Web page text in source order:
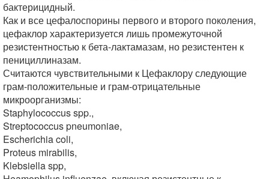
бактерицидный.
Как и все цефалоспорины первого и второго поколения,
цефаклор характеризуется лишь промежуточной
резистентностью к бета-лактамазам, но резистентен к
пенициллиназам.
Считаются чувствительными к Цефаклору следующие
грам-положительные и грам-отрицательные
микроорганизмы:
Staphylococcus spp.,
Streptococcus pneumoniae,
Escherichia coli,
Proteus mirabilis,
Klebsiella spp,